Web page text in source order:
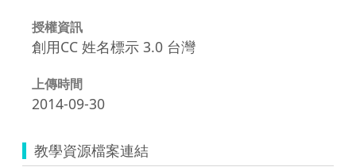
授權資訊
創用CC 姓名標示 3.0 台灣
上傳時間
2014-09-30
教學資源檔案連結